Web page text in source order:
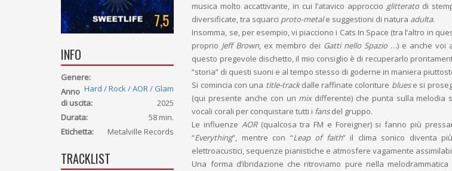
7,5
INFO
Genere:
Hard / Rock / AOR / Glam
Anno
di uscita:
2025
Durata:
58 min.
Etichetta:
Metalville Records
TRACKLIST
musica molto accattivante, in cui l’atavico approccio glitteratodi
diversificate, tra squarci proto-metale suggestioni di natura adulta.
Insomma, se, per esempio, vi piacciono i Cats In Space (tra l’altro in
proprio Jeff Brown, ex membro dei Gatti nello Spazio…) e anche voi
questo pregevole dischetto, il mio consiglio è di recuperarlo
“storia” di questi suoni e al tempo stesso di goderne in maniera
Si comincia con una title-trackdalle raffinate coloriture bluese si
(qui presente anche con un mixdifferente) che punta sulla melodia
vocali corali per conquistare tutti i fansdel gruppo.
Le influenze AOR(qualcosa tra FM e Foreigner) si fanno più
“Everything”, mentre con “Leap of faith” il clima sonico diventa
elettroacustici, sequenze pianistiche e atmosfere vagamente
Una forma d’ibridazione che ritroviamo pure nella melodrammatica